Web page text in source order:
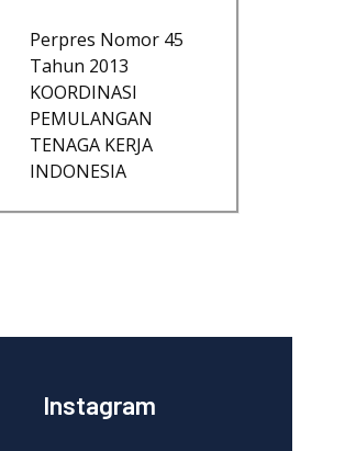
Perpres Nomor 45
Tahun 2013
KOORDINASI
PEMULANGAN
TENAGA KERJA
INDONESIA
Instagram